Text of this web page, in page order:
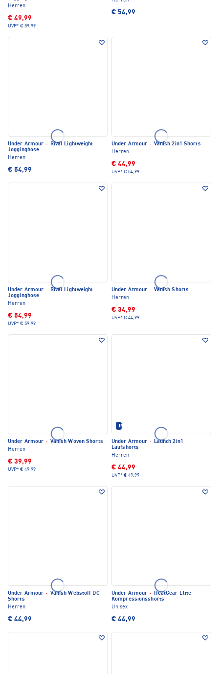
Herren
€ 49,99
UVP* € 59,99
€ 54,99
Under Armour ·
Rival Lightweight
Jogginghose
Herren
€ 54,99
Under Armour · Vanish 2in1 Shorts
Herren
€ 44,99
UVP* € 54,99
Under Armour ·
Rival Lightweight
Jogginghose
Herren
€ 54,99
UVP* € 59,99
Under Armour · Vanish Shorts
Herren
€ 34,99
UVP* € 44,99
Under Armour · Vanish Woven Shorts
Herren
€ 39,99
UVP* € 49,99
IM SET ERHÄLTLICH
Under Armour ·
Launch 2in1
Laufshorts
Herren
€ 44,99
UVP* € 49,99
Under Armour · Vanish Webstoff DC
Shorts
Herren
€ 44,99
Under Armour ·
HeatGear Elite
Kompressionsshorts
Unisex
€ 44,99